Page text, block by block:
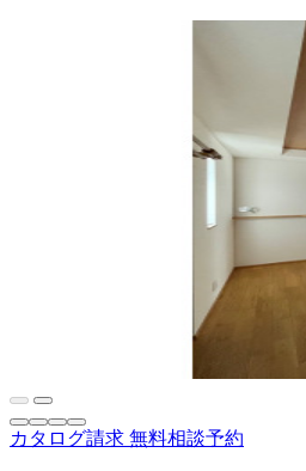
カタログ請求 無料相談予約